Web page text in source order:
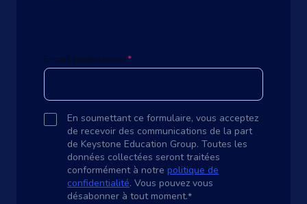
E-mail professionel*
En soumettant ce formulaire, vous acceptez
de recevoir des communications de la part
de Keystone Education Group. Toutes les
données collectées seront traitées
conformément à notre politique de
confidentialité. Vous pouvez vous
désabonner à tout moment.*